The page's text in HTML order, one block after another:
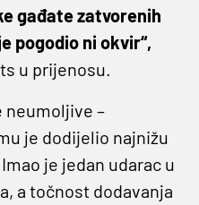
gađate zatvorenih
pogodio ni okvir“,
u prijenosu.
–
je dodijelio najnižu
je jedan udarac u
a točnost dodavanja